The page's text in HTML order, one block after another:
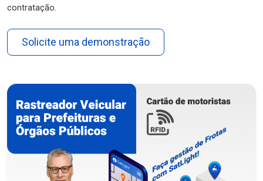
contratação.
Solicite uma demonstração